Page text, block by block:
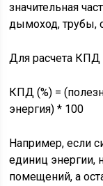
значительная
дымоход, трубы,
Для расчета КПД
КПД (%) =
энергия) * 100
Например, если
единиц энергии,
помещений, а